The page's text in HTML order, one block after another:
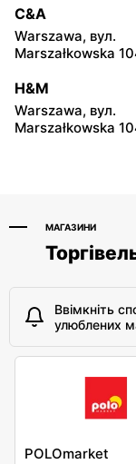
Biedronka
Biedronka
C&A
Warszawa, вул.
Marszałkowska
H&M
Warszawa, вул.
Marszałkowska
МАГАЗИНИ
Ввімкніть
улюблених
POLOmarket